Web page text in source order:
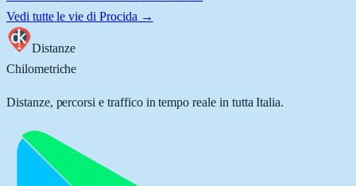
Vedi tutte le vie di Procida →
Distanze
Chilometriche
Distanze, percorsi e traffico in tempo reale in tutta Italia.